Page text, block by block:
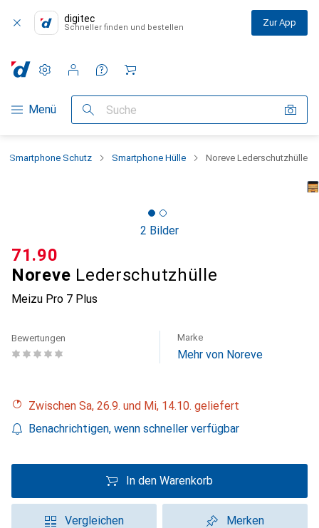
digitec
Schneller finden und bestellen Zur App
Navigation nach Kategorien
Menü Suche
Einstellungen
Kundenkonto
Vergleichslisten
Merklisten
Warenkorb
Smartphone Schutz Smartphone Hülle Noreve Lederschutzhülle
2 Bilder
Noreve Lederschutzhülle
Meizu Pro 7 Plus
CHF
71.90
Bewertungen Marke
Mehr von Noreve
Zwischen Sa, 26.9. und Mi, 14.10. geliefert
Benachrichtigen, wenn schneller verfügbar
In den Warenkorb
Vergleichen Merken